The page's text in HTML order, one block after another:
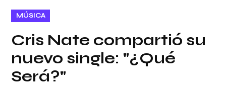
PUBLICADO
EN
MÚSICA
Cris Nate compartió su
nuevo single: "¿Qué
Será?"